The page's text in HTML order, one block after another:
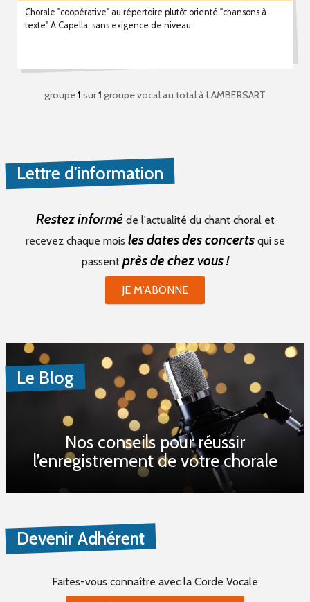
Chorale "coopérative" au répertoire plutôt orienté "chansons à
texte" A Capella, sans exigence de niveau
groupe1 sur1 groupe vocal au totalà LAMBERSART
Lettre d'information
Restez informé de l'actualité du chant choral et
recevez chaque mois les dates des concertsqui se
passent près de chez vous !
JE M'ABONNE
Le Blog
Nos conseils pour réussir
l’enregistrement de votre chorale
Devenir Adhérent
Faites-vous connaître avec la Corde Vocale